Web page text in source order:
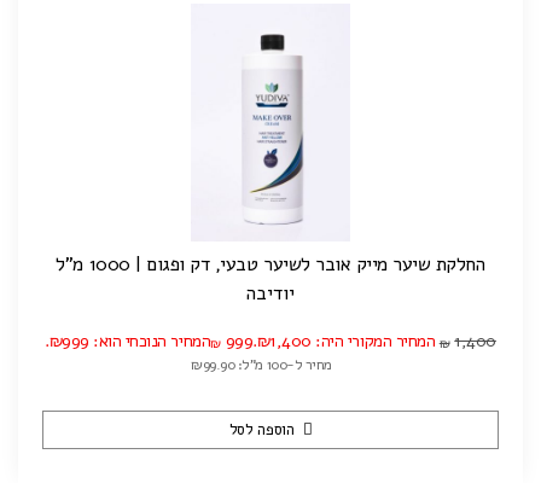
החלקת שיער מייק אובר לשיער טבעי, דק ופגום | 1000 מ"ל
יודיבה
₪ 1,400 המחיר המקורי היה: ₪1,400. ₪ 999 המחיר הנוכחי הוא: ₪999.
מחיר ל-100 מ"ל: ₪99.90
הוספה לסל